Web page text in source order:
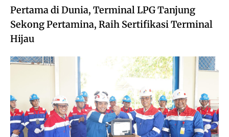
Pertama di Dunia, Terminal LPG Tanjung
Sekong Pertamina, Raih Sertifikasi Terminal
Hijau